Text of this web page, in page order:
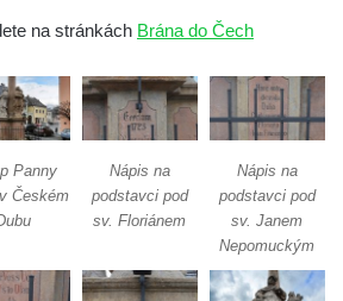
v Teplé
v Bečově nad Teplou
Petra v Mnichově
v Třebušíně
v Litvínově
na stránkách Brána do Čech
Panny
Českém
Nápis na
podstavci pod
sv. Floriánem
Nápis na
podstavci pod
sv. Janem
Nepomuckým